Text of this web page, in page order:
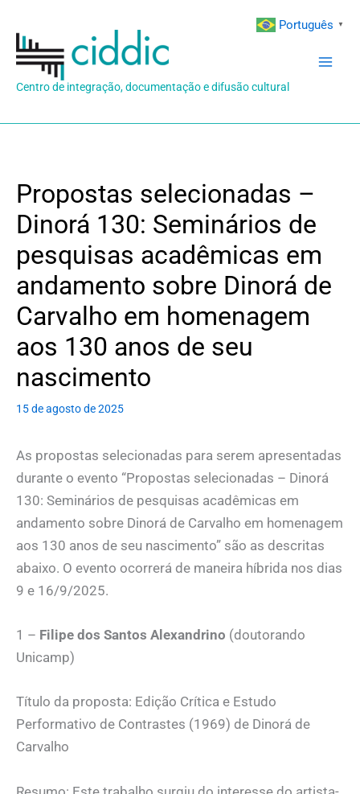
para
conteúdo
Centro de integração, documentação e difusão cultural
Propostas selecionadas –
Dinorá 130: Seminários de
pesquisas acadêmicas em
andamento sobre Dinorá de
Carvalho em homenagem
aos 130 anos de seu
nascimento
15 de agosto de 2025
As propostas selecionadas para serem apresentadas
durante o evento “Propostas selecionadas – Dinorá
130: Seminários de pesquisas acadêmicas em
andamento sobre Dinorá de Carvalho em homenagem
aos 130 anos de seu nascimento” são as descritas
abaixo. O evento ocorrerá de maneira híbrida nos dias
9 e 16/9/2025.
1 – Filipe dos Santos Alexandrino (doutorando
Unicamp)
Título da proposta: Edição Crítica e Estudo
Performativo de Contrastes (1969) de Dinorá de
Carvalho
Português ▼